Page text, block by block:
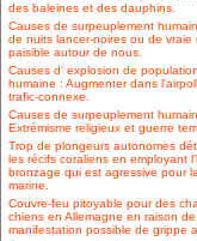
des baleines et des dauphins.
Causes de surpeuplement
de nuits lancer-noires ou de vraie
paisible autour de nous.
Causes d' explosion de population
humaine : Augmenter dans
trafic-connexe.
Causes de surpeuplement
Extrémisme religieux et guerre
Trop de plongeurs autonomes
les récifs coraliens en employant
bronzage qui est agressive pour
marine.
Couvre-feu pitoyable pour des
chiens en Allemagne en raison de
manifestation possible de grippe